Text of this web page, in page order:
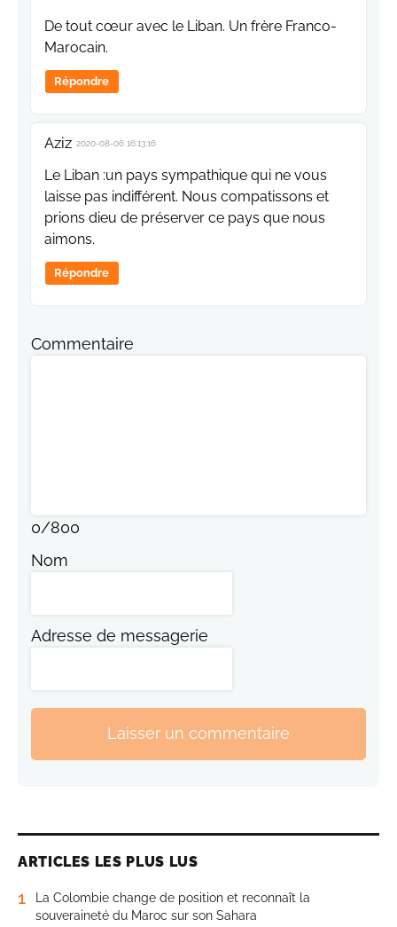
De tout cœur avec le Liban. Un frère Franco-
Marocain.
Répondre
Aziz 2020-08-06 16:13:16
Le Liban :un pays sympathique qui ne vous
laisse pas indifférent. Nous compatissons et
prions dieu de préserver ce pays que nous
aimons.
Répondre
Commentaire
0/800
Nom
Adresse de messagerie
Laisser un commentaire
ARTICLES LES PLUS LUS
1
La Colombie change de position et reconnaît la
souveraineté du Maroc sur son Sahara